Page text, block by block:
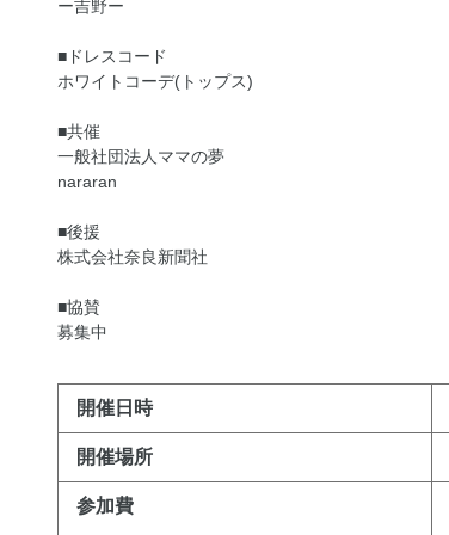
ー吉野ー
■ドレスコード
ホワイトコーデ(トップス)
■共催
一般社団法人ママの夢
nararan
■後援
株式会社奈良新聞社
■協賛
募集中
開催日時
開催場所
参加費